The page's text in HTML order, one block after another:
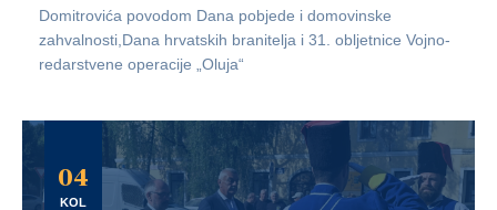
Domitrovića povodom Dana pobjede i domovinske
zahvalnosti,Dana hrvatskih branitelja i 31. obljetnice Vojno-
redarstvene operacije „Oluja“
04
KOL